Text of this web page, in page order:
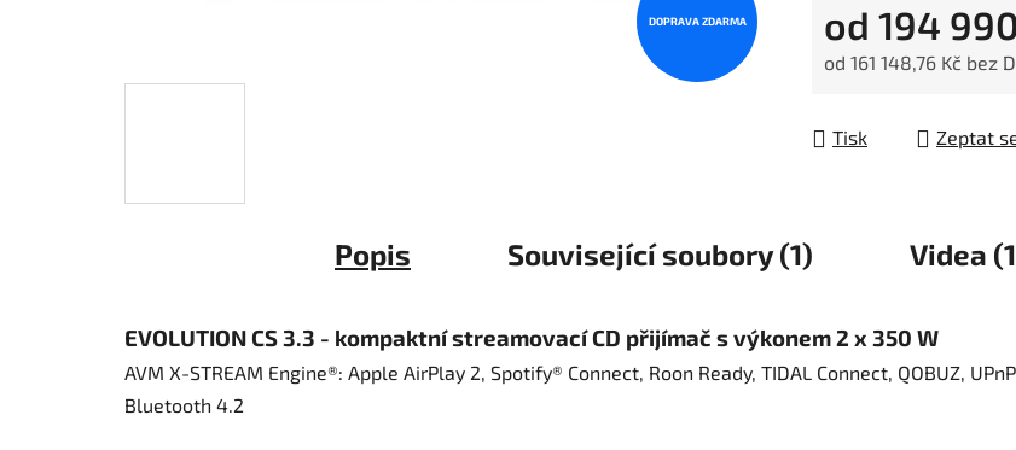
od 194
od 161 148,76 Kč bez
Tisk Zeptat
DOPRAVA ZDARMA
Popis Související soubory (1) Videa
EVOLUTION CS 3.3 - kompaktní streamovací CD přijímač s výkonem 2 x 350 W
AVM X-STREAM Engine®: Apple AirPlay 2, Spotify® Connect, Roon Ready, TIDAL Connect, QOBUZ,
Bluetooth 4.2